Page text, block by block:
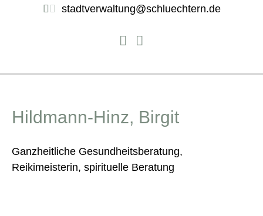
stadtverwaltung@schluechtern.de
Hildmann-Hinz, Birgit
Ganzheitliche Gesundheitsberatung,
Reikimeisterin, spirituelle Beratung